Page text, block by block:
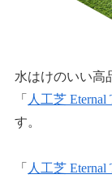
水はけのいい高
「 人工芝
す。
「 人工芝